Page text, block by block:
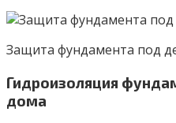
Защита фундамента под
Гидроизоляция
дома